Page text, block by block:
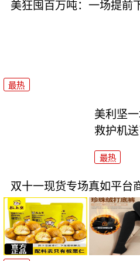
美狂囤百万吨：一场提前
最热
美利坚
救护机送
最热
双十一现货专场真如平台